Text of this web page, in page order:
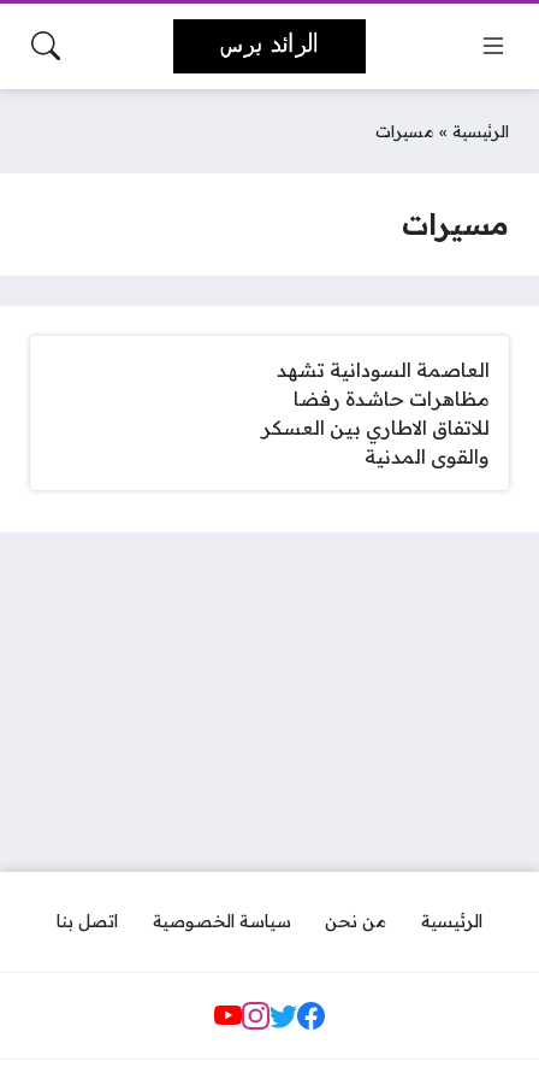
الرئيسية » مسيرات
مسيرات
العاصمة السودانية تشهد
مظاهرات حاشدة رفضا
للاتفاق الاطاري بين العسكر
والقوى المدنية
الرئيسية من نحن سياسة الخصوصية اتصل بنا
مواقع التواصل